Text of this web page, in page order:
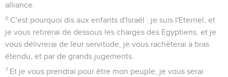
alliance.
6 C'est pourquoi dis aux enfants d'Israël : je suis l'Eternel, et
je vous retirerai de dessous les charges des Egyptiens, et je
vous délivrerai de leur servitude, je vous rachèterai à bras
étendu, et par de grands jugements.
7 Et je vous prendrai pour être mon peuple, je vous serai